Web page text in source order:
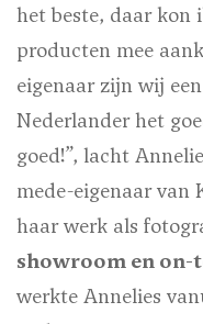
het beste, daar
producten mee
eigenaar zijn wij
Nederlander het
goed!”, lacht
mede-eigenaar van
haar werk als
showroom en on-
werkte Annelies